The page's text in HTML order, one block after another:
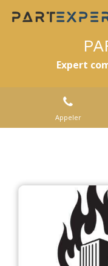
Expert
Appeler